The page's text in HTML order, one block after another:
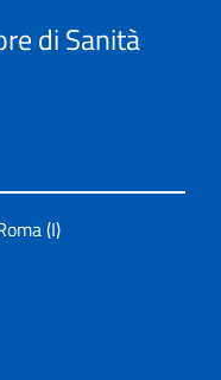
di Sanità
(I)